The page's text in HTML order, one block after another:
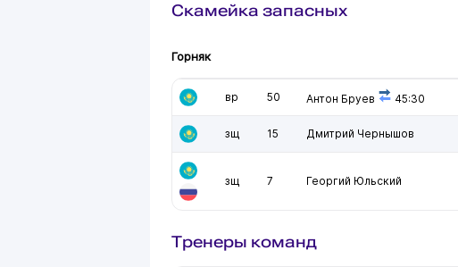
Скамейка запасных
Горняк
вр 50 Антон Бруев 45:30
зщ 15 Дмитрий Чернышов
зщ 7 Георгий Юльский
Тренеры команд